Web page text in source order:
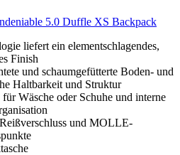
5.0 Duffle XS Backpack
liefert ein elementschlagendes,
Finish
und schaumgefütterte Boden- und
Haltbarkeit und Struktur
Wäsche oder Schuhe und interne
und MOLLE-